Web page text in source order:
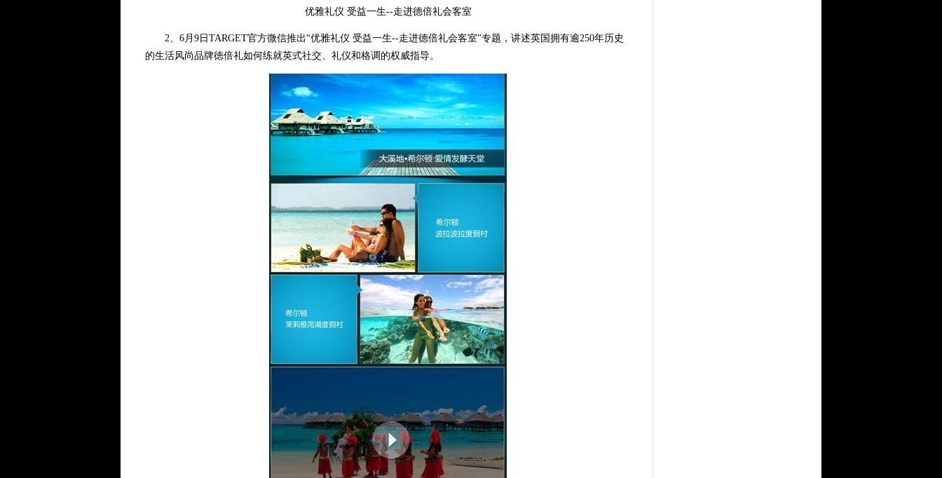
优雅礼仪 受益一生--走进德倍礼会客室
2、6月9日TARGET官方微信推出“优雅礼仪 受益一生--走进德倍礼会客室”专题，讲述英国拥有逾250年历史
的生活风尚品牌徳倍礼如何练就英式社交、礼仪和格调的权威指导。